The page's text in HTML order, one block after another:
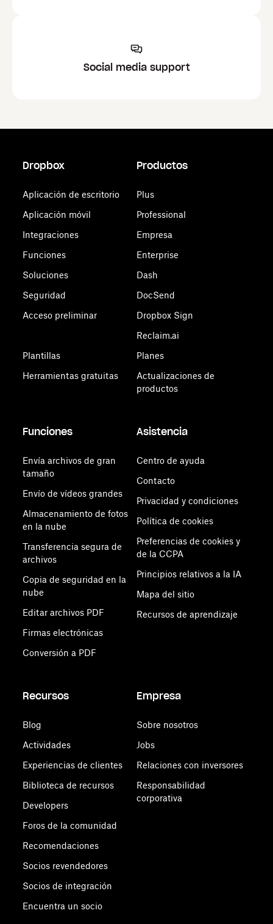
Social media support
Dropbox
Aplicación de escritorio
Aplicación móvil
Integraciones
Funciones
Soluciones
Seguridad
Acceso preliminar
Plantillas
Herramientas gratuitas
Productos
Plus
Professional
Empresa
Enterprise
Dash
DocSend
Dropbox Sign
Reclaim.ai
Planes
Actualizaciones de
productos
Funciones
Envía archivos de gran
tamaño
Envío de vídeos grandes
Almacenamiento de fotos
en la nube
Transferencia segura de
archivos
Copia de seguridad en la
nube
Editar archivos PDF
Firmas electrónicas
Conversión a PDF
Asistencia
Centro de ayuda
Contacto
Privacidad y condiciones
Política de cookies
Preferencias de cookies y
de la CCPA
Principios relativos a la IA
Mapa del sitio
Recursos de aprendizaje
Recursos
Blog
Actividades
Experiencias de clientes
Biblioteca de recursos
Developers
Foros de la comunidad
Recomendaciones
Socios revendedores
Socios de integración
Encuentra un socio
Empresa
Sobre nosotros
Jobs
Relaciones con inversores
Responsabilidad
corporativa